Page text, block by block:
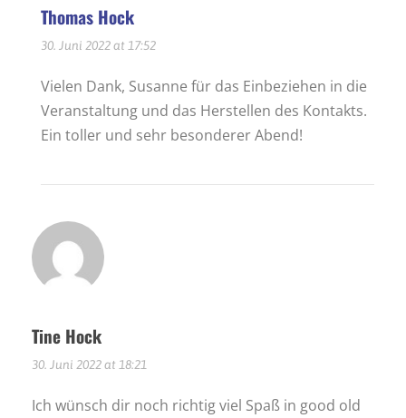
Thomas Hock
30. Juni 2022 at 17:52
Vielen Dank, Susanne für das Einbeziehen in die
Veranstaltung und das Herstellen des Kontakts.
Ein toller und sehr besonderer Abend!
Tine Hock
30. Juni 2022 at 18:21
Ich wünsch dir noch richtig viel Spaß in good old